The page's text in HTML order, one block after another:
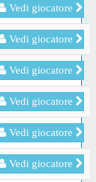
Vedi giocatore
Vedi giocatore
Vedi giocatore
Vedi giocatore
Vedi giocatore
Vedi giocatore